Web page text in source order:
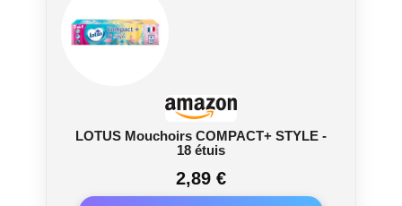
LOTUS Mouchoirs COMPACT+ STYLE -
18 étuis
2,89 €